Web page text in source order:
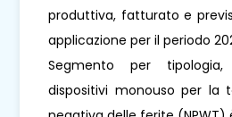
produttiva, fatturato e
applicazione per il periodo
Segmento per
dispositivi monouso per la